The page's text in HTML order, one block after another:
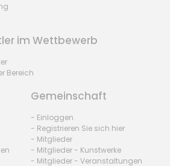
im Wettbewerb
Bereich
Gemeinschaft
- Einloggen
- Registrieren Sie sich hier
- Mitglieder
- Mitglieder - Kunstwerke
- Mitglieder - Veranstaltungen